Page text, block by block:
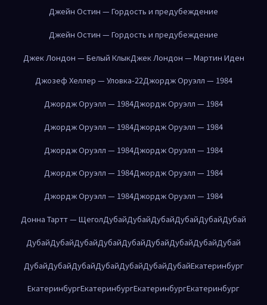
Джейн Остин — Гордость и предубеждение
Джейн Остин — Гордость и предубеждение
Джек Лондон — Белый КлыкДжек Лондон — Мартин Иден
Джозеф Хеллер — Уловка-22Джордж Оруэлл — 1984
Джордж Оруэлл — 1984Джордж Оруэлл — 1984
Джордж Оруэлл — 1984Джордж Оруэлл — 1984
Джордж Оруэлл — 1984Джордж Оруэлл — 1984
Джордж Оруэлл — 1984Джордж Оруэлл — 1984
Джордж Оруэлл — 1984Джордж Оруэлл — 1984
Донна Тартт — ЩеголДубайДубайДубайДубайДубайДубай
ДубайДубайДубайДубайДубайДубайДубайДубайДубай
ДубайДубайДубайДубайДубайДубайДубайЕкатеринбург
ЕкатеринбургЕкатеринбургЕкатеринбургЕкатеринбург